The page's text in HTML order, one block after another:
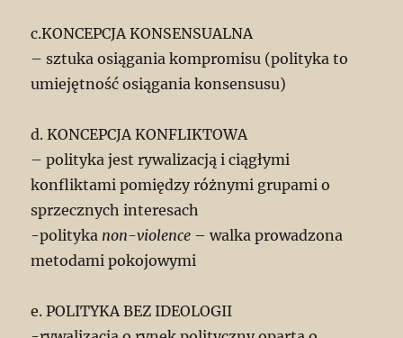
c.KONCEPCJA KONSENSUALNA
– sztuka osiągania kompromisu (polityka to
umiejętność osiągania konsensusu)
d. KONCEPCJA KONFLIKTOWA
– polityka jest rywalizacją i ciągłymi
konfliktami pomiędzy różnymi grupami o
sprzecznych interesach
-polityka non-violence – walka prowadzona
metodami pokojowymi
e. POLITYKA BEZ IDEOLOGII